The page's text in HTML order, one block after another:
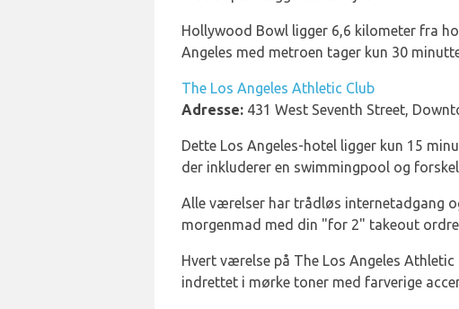
Hollywood Bowl ligger 6,6 kilometer fra
Angeles med metroen tager kun 30
The Los Angeles Athletic Club
Adresse: 431 West Seventh Street,
Dette Los Angeles-hotel ligger kun 15
der inkluderer en swimmingpool og
Alle værelser har trådløs internetadgang
morgenmad med din "for 2" takeout
Hvert værelse på The Los Angeles
indrettet i mørke toner med farverige